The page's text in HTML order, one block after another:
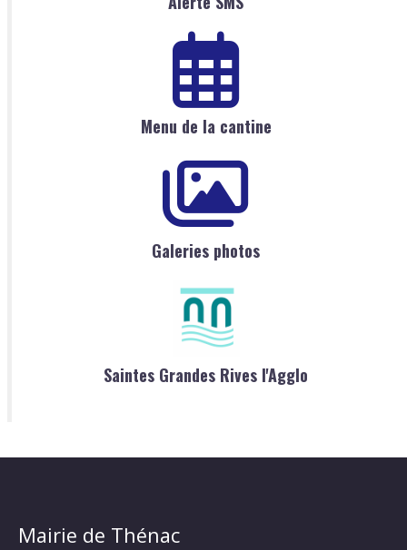
Menu de la cantine
Galeries photos
Saintes Grandes Rives l'Agglo
Mairie de Thénac